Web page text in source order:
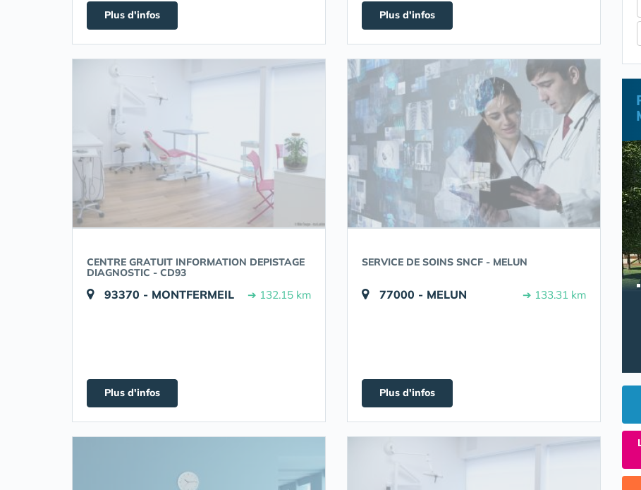
Plus d'infos Plus d'infos
CENTRE GRATUIT INFORMATION DEPISTAGE
DIAGNOSTIC - CD93
93370 - MONTFERMEIL ➔ 132.15 km
Plus d'infos
SERVICE DE SOINS SNCF - MELUN
77000 - MELUN ➔ 133.31 km
Plus d'infos